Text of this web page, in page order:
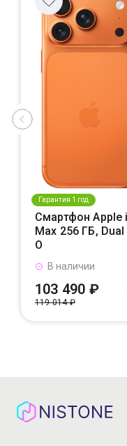
Гарантия 1 год
Смартфон Apple
Max 256 ГБ,
O
В наличии
103 490 ₽
119 014 ₽